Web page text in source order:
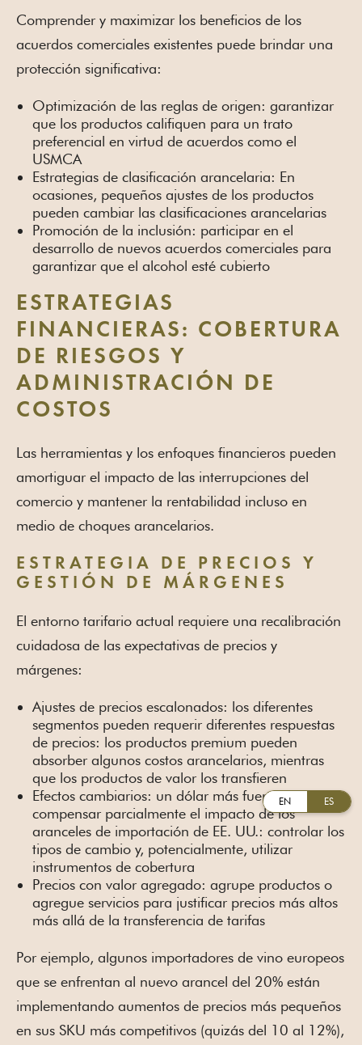
EN ES
Comprender y maximizar los beneficios de los
acuerdos comerciales existentes puede brindar una
protección significativa:
Optimización de las reglas de origen: garantizar
que los productos califiquen para un trato
preferencial en virtud de acuerdos como el
USMCA
Estrategias de clasificación arancelaria: En
ocasiones, pequeños ajustes de los productos
pueden cambiar las clasificaciones arancelarias
Promoción de la inclusión: participar en el
desarrollo de nuevos acuerdos comerciales para
garantizar que el alcohol esté cubierto
ESTRATEGIAS
FINANCIERAS: COBERTURA
DE RIESGOS Y
ADMINISTRACIÓN DE
COSTOS
Las herramientas y los enfoques financieros pueden
amortiguar el impacto de las interrupciones del
comercio y mantener la rentabilidad incluso en
medio de choques arancelarios.
ESTRATEGIA DE PRECIOS Y
GESTIÓN DE MÁRGENES
El entorno tarifario actual requiere una recalibración
cuidadosa de las expectativas de precios y
márgenes:
Ajustes de precios escalonados: los diferentes
segmentos pueden requerir diferentes respuestas
de precios: los productos premium pueden
absorber algunos costos arancelarios, mientras
que los productos de valor los transfieren
Efectos cambiarios: un dólar más fuerte puede
compensar parcialmente el impacto de los
aranceles de importación de EE. UU.: controlar los
tipos de cambio y, potencialmente, utilizar
instrumentos de cobertura
Precios con valor agregado: agrupe productos o
agregue servicios para justificar precios más altos
más allá de la transferencia de tarifas
Por ejemplo, algunos importadores de vino europeos
que se enfrentan al nuevo arancel del 20% están
implementando aumentos de precios más pequeños
en sus SKU más competitivos (quizás del 10 al 12%),